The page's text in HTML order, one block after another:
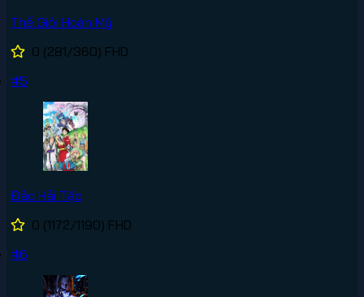
Thế Giới Hoàn Mỹ
0 (281/360) FHD
#5
Đảo Hải Tặc
0 (1172/1190) FHD
#6